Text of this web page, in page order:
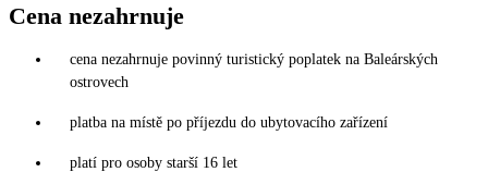
Cena nezahrnuje
cena nezahrnuje povinný turistický poplatek na Baleárských
ostrovech
platba na místě po příjezdu do ubytovacího zařízení
platí pro osoby starší 16 let